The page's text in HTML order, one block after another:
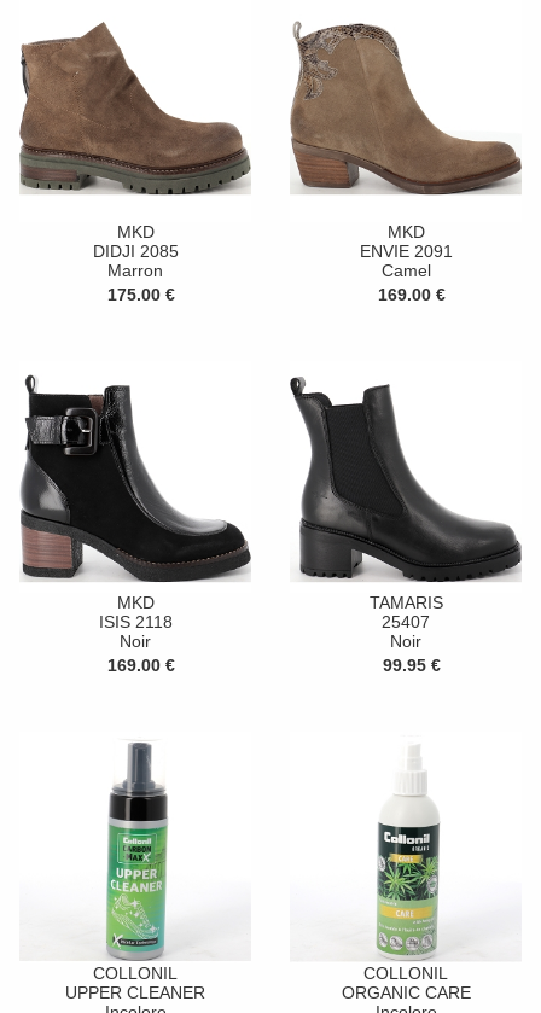
MKD
DIDJI 2085
Marron
175.00 €
MKD
ENVIE 2091
Camel
169.00 €
MKD
ISIS 2118
Noir
169.00 €
TAMARIS
25407
Noir
99.95 €
COLLONIL
UPPER CLEANER
COLLONIL
ORGANIC CARE